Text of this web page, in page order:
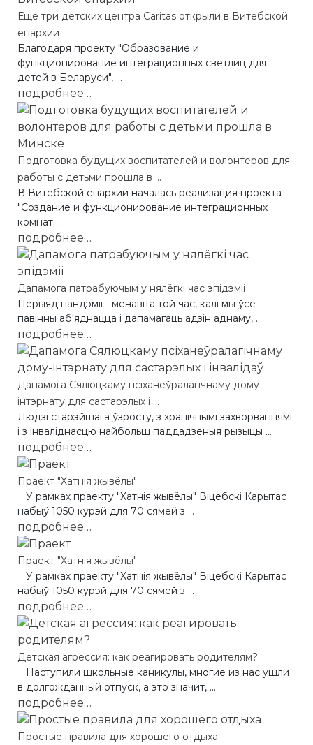
Еще три детских центра Caritas открыли в Витебской
епархии
Благодаря проекту "Образование и
функционирование интеграционных светлиц для
детей в Беларуси", ...
подробнее…
Подготовка будущих воспитателей и волонтеров для
работы с детьми прошла в ...
В Витебской епархии началась реализация проекта
"Создание и функционирование интеграционных
комнат ...
подробнее…
Дапамога патрабуючым у нялёгкі час эпідэміі
Перыяд пандэміі - менавіта той час, калі мы ўсе
павінны аб'яднацца і дапамагаць адзін аднаму, ...
подробнее…
Дапамога Сялюцкаму псіханеўралагічнаму дому-
інтэрнату для састарэлых і ...
Людзі старэйшага ўзросту, з хранічнымі захворваннямі
і з інваліднасцю найбольш паддадзеныя рызыцы ...
подробнее…
Праект "Хатнія жывёлы"
У рамках праекту "Хатнія жывёлы" Віцебскі Карытас
набыў 1050 курэй для 70 сямей з ...
подробнее…
Праект "Хатнія жывёлы"
У рамках праекту "Хатнія жывёлы" Віцебскі Карытас
набыў 1050 курэй для 70 сямей з ...
подробнее…
Детская агрессия: как реагировать родителям?
Наступили школьные каникулы, многие из нас ушли
в долгожданный отпуск, а это значит, ...
подробнее…
Простые правила для хорошего отдыха